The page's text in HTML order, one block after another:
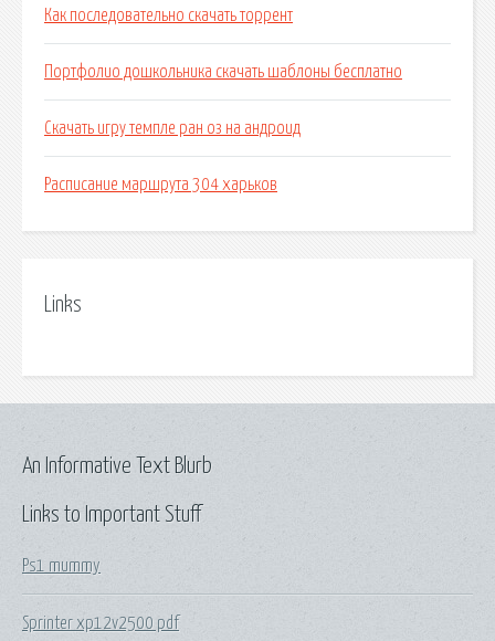
Как последовательно скачать торрент
Портфолио дошкольника скачать шаблоны бесплатно
Скачать игру темпле ран оз на андроид
Расписание маршрута 304 харьков
Links
Links to Important Stuff
Ps1 mummy
Sprinter xp12v2500 pdf
An Informative Text Blurb